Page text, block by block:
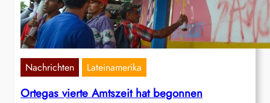
Nachrichten Lateinamerika
Ortegas vierte Amtszeit hat begonnen